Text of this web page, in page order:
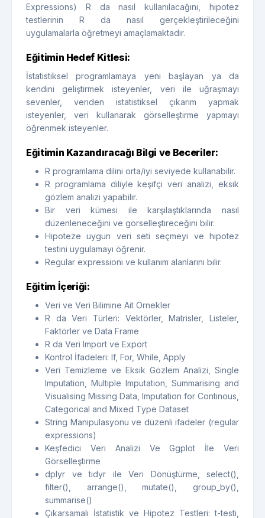
Expressions) R da nasıl kullanılacağını, hipotez
testlerinin R da nasıl gerçekleştirileceğini
uygulamalarla öğretmeyi amaçlamaktadır.
Eğitimin Hedef Kitlesi:
İstatistiksel programlamaya yeni başlayan ya da
kendini geliştirmek isteyenler, veri ile uğraşmayı
sevenler, veriden istatistiksel çıkarım yapmak
isteyenler, veri kullanarak görselleştirme yapmayı
öğrenmek isteyenler.
Eğitimin Kazandıracağı Bilgi ve Beceriler:
R programlama dilini orta/iyi seviyede kullanabilir.
R programlama diliyle keşifçi veri analizi, eksik
gözlem analizi yapabilir.
Bir veri kümesi ile karşılaştıklarında nasıl
düzenleneceğini ve görselleştireceğini bilir.
Hipoteze uygun veri seti seçmeyi ve hipotez
testini uygulamayı öğrenir.
Regular expressionı ve kullanım alanlarını bilir.
Eğitim İçeriği:
Veri ve Veri Bilimine Ait Örnekler
R da Veri Türleri: Vektörler, Matrisler, Listeler,
Faktörler ve Data Frame
R da Veri Import ve Export
Kontrol İfadeleri: If, For, While, Apply
Veri Temizleme ve Eksik Gözlem Analizi, Single
Imputation, Multiple Imputation, Summarising and
Visualising Missing Data, Imputation for Continous,
Categorical and Mixed Type Dataset
String Manipulasyonu ve düzenli ifadeler (regular
expressions)
Keşfedici Veri Analizi Ve Ggplot İle Veri
Görselleştirme
dplyr ve tidyr ile Veri Dönüştürme, select(),
filter(), arrange(), mutate(), group_by(),
summarise()
Çıkarsamalı İstatistik ve Hipotez Testleri: t-testi,